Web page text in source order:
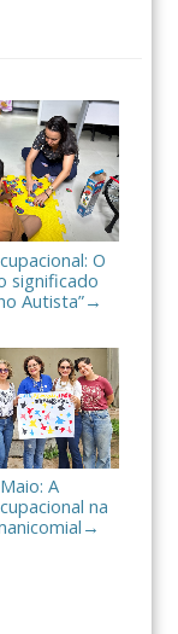
O
significado
Autista”→
A
na
→